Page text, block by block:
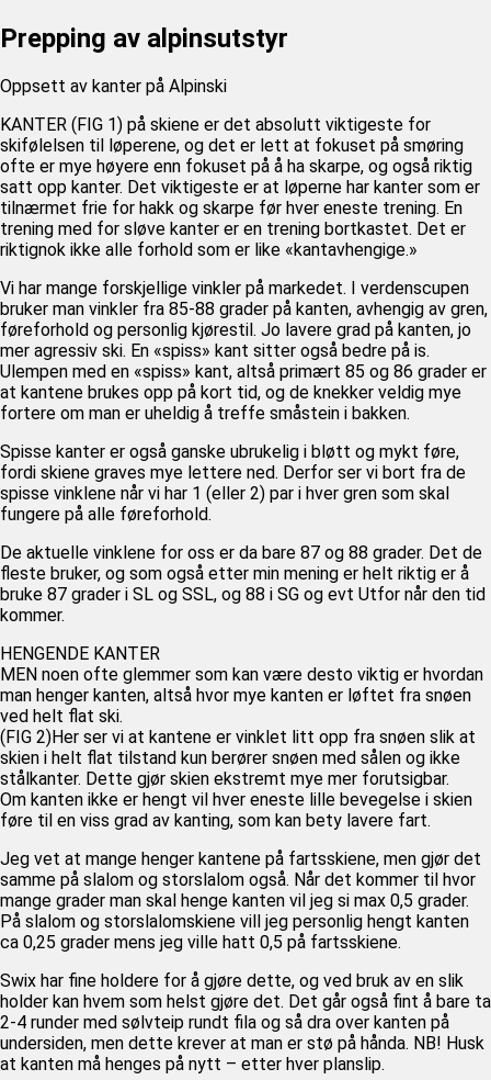
U14 (13-14 ÅR)
U16 (15-16 ÅR)
MASTERS
PRIVATTIMER
SKILISENS
TRENINGSLÆRE
TRENINGSPROGRAM
SAMLINGER
RENN
Prepping av alpinsutstyr
Oppsett av kanter på Alpinski
KANTER (FIG 1) på skiene er det absolutt viktigeste for
skifølelsen til løperene, og det er lett at fokuset på smøring
ofte er mye høyere enn fokuset på å ha skarpe, og også riktig
satt opp kanter. Det viktigeste er at løperne har kanter som er
tilnærmet frie for hakk og skarpe før hver eneste trening. En
trening med for sløve kanter er en trening bortkastet. Det er
riktignok ikke alle forhold som er like «kantavhengige.»
Vi har mange forskjellige vinkler på markedet. I verdenscupen
bruker man vinkler fra 85-88 grader på kanten, avhengig av gren,
føreforhold og personlig kjørestil. Jo lavere grad på kanten, jo
mer agressiv ski. En «spiss» kant sitter også bedre på is.
Ulempen med en «spiss» kant, altså primært 85 og 86 grader er
at kantene brukes opp på kort tid, og de knekker veldig mye
fortere om man er uheldig å treffe småstein i bakken.
Spisse kanter er også ganske ubrukelig i bløtt og mykt føre,
fordi skiene graves mye lettere ned. Derfor ser vi bort fra de
spisse vinklene når vi har 1 (eller 2) par i hver gren som skal
fungere på alle føreforhold.
De aktuelle vinklene for oss er da bare 87 og 88 grader. Det de
fleste bruker, og som også etter min mening er helt riktig er å
bruke 87 grader i SL og SSL, og 88 i SG og evt Utfor når den tid
kommer.
HENGENDE KANTER
MEN noen ofte glemmer som kan være desto viktig er hvordan
man henger kanten, altså hvor mye kanten er løftet fra snøen
ved helt flat ski.
(FIG 2)Her ser vi at kantene er vinklet litt opp fra snøen slik at
skien i helt flat tilstand kun berører snøen med sålen og ikke
stålkanter. Dette gjør skien ekstremt mye mer forutsigbar.
Om kanten ikke er hengt vil hver eneste lille bevegelse i skien
føre til en viss grad av kanting, som kan bety lavere fart.
Jeg vet at mange henger kantene på fartsskiene, men gjør det
samme på slalom og storslalom også. Når det kommer til hvor
mange grader man skal henge kanten vil jeg si max 0,5 grader.
På slalom og storslalomskiene vill jeg personlig hengt kanten
ca 0,25 grader mens jeg ville hatt 0,5 på fartsskiene.
Swix har fine holdere for å gjøre dette, og ved bruk av en slik
holder kan hvem som helst gjøre det. Det går også fint å bare ta
2-4 runder med sølvteip rundt fila og så dra over kanten på
undersiden, men dette krever at man er stø på hånda. NB! Husk
at kanten må henges på nytt – etter hver planslip.